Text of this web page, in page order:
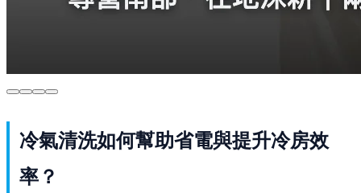
冷氣清洗如何幫助省電與提升冷房效
率？